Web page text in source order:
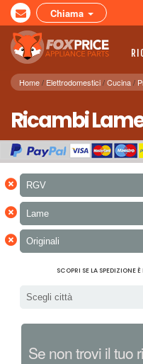
Chiama
Home Elettrodomestici Cucina
Ricambi
× RGV
× Lame
× Originali
SCOPRI SE LA SPEDIZIONE
Scegli città
Se non trovi il tuo